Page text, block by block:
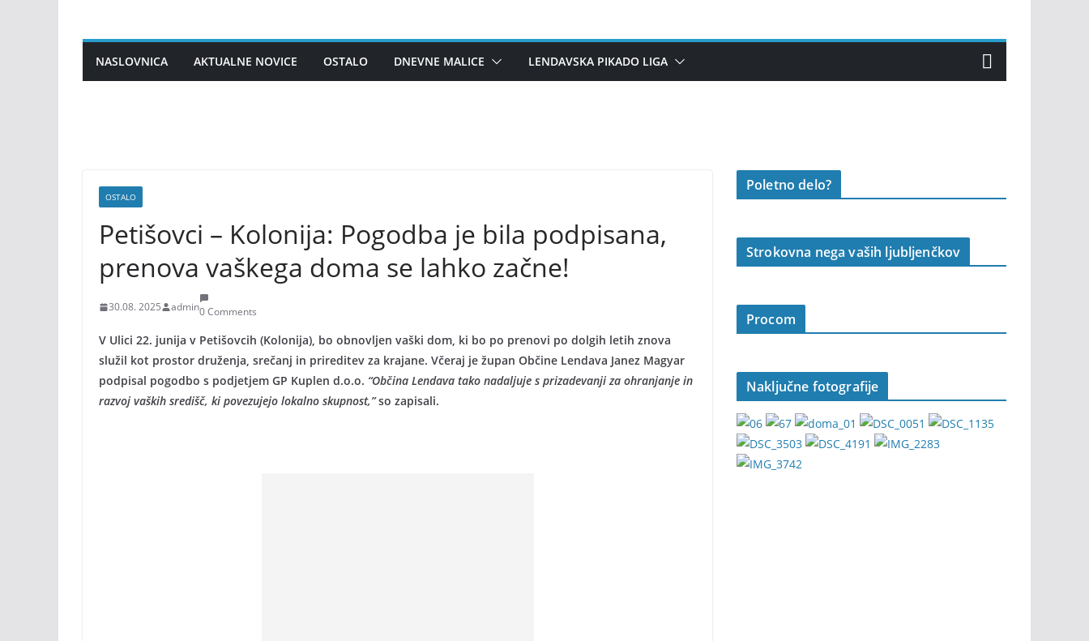
contentNASLOVNICA AKTUALNE NOVICE OSTALO DNEVNE MALICE LENDAVSKA PIKADO LIGA
OSTALO
Petišovci – Kolonija: Pogodba je bila podpisana,
prenova vaškega doma se lahko začne!
30.08. 2025 admin0 Comments
V Ulici 22. junija v Petišovcih (Kolonija), bo obnovljen vaški dom, ki bo po prenovi po dolgih letih znova
služil kot prostor druženja, srečanj in prireditev za krajane. Včeraj je župan Občine Lendava Janez Magyar
podpisal pogodbo s podjetjem GP Kuplen d.o.o. “Občina Lendava tako nadaljuje s prizadevanji za ohranjanje in
razvoj vaških središč, ki povezujejo lokalno skupnost,”so zapisali.
Poletno delo?
Strokovna nega vaših ljubljenčkov
Procom
Naključne fotografije